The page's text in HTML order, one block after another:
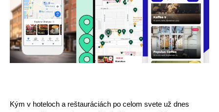
Kým v hoteloch a reštauráciách po celom svete už dnes